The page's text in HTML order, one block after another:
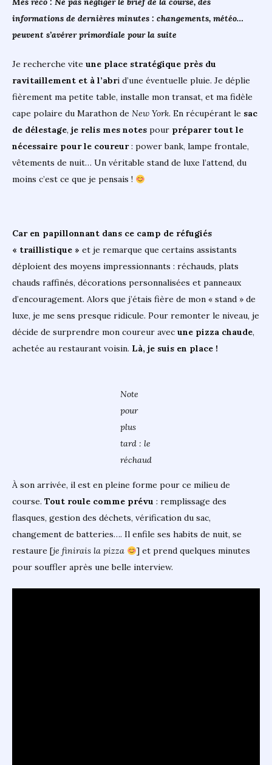
informations de dernières minutes : changements, météo…
peuvent s’avérer primordiale pour la suite
Je recherche vite une place stratégique près du
ravitaillement et à l’abri d’une éventuelle pluie. Je déplie
fièrement ma petite table, installe mon transat, et ma fidèle
cape polaire du Marathon de New York. En récupérant le sac
de délestage, je relis mes notes pour préparer tout le
nécessaire pour le coureur: power bank, lampe frontale,
vêtements de nuit… Un véritable stand de luxe l’attend, du
moins c’est ce que je pensais !
Car en papillonnant dans ce camp de réfugiés
« traillistique » et je remarque que certains assistants
déploient des moyens impressionnants : réchauds, plats
chauds raffinés, décorations personnalisées et panneaux
d’encouragement. Alors que j’étais fière de mon « stand » de
luxe, je me sens presque ridicule. Pour remonter le niveau, je
décide de surprendre mon coureur avec une pizza chaude,
achetée au restaurant voisin. Là, je suis en place !
Note
pour
plus
tard : le
réchaud
À son arrivée, il est en pleine forme pour ce milieu de
course. Tout roule comme prévu : remplissage des
flasques, gestion des déchets, vérification du sac,
changement de batteries…. Il enfile ses habits de nuit, se
restaure [je finirais la pizza
] et prend quelques minutes
pour souffler après une belle interview.